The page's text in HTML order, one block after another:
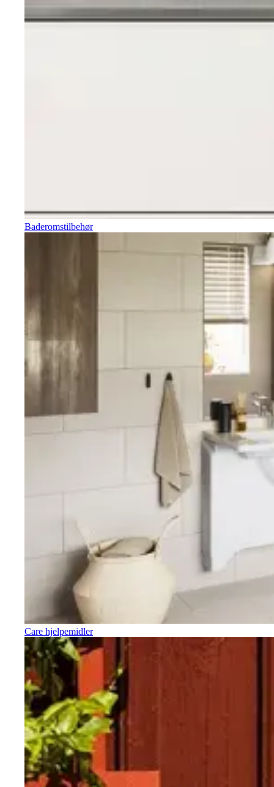
Baderomstilbehør
Care hjelpemidler